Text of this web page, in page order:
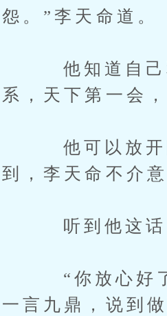
怨。”李天命道。
他知道自己和
系，天下第一会
他可以放开隔
到，李天命不介
听到他这话，
“你放心好了，
一言九鼎，说到